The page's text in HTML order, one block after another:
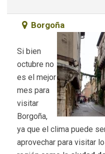
Borgoña
Si bien
octubre no
es el mejor
mes para
visitar
Borgoña,
ya que el clima puede
aprovechar para visitar